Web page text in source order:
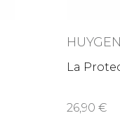
La
26,90